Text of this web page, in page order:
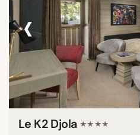
‹
Le K2 Djola ★★★★